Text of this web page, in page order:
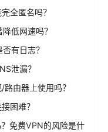
全匿名吗？
低网速吗？
有日志？
泄漏？
由器上使用吗？
困难？
免费VPN的风险是什